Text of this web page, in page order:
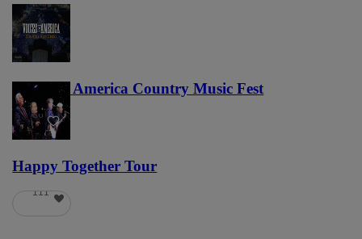
Voices of America Country Music Fest
36
Happy Together Tour
111